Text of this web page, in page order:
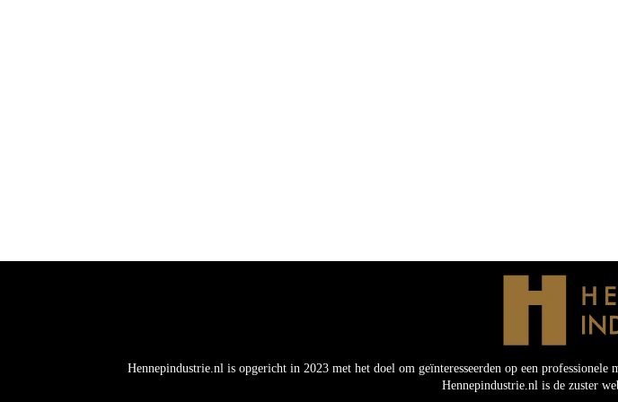
Hennepindustrie.nl is opgericht in 2023 met het doel om geïnteresseerden op een
Hennepindustrie.nl is de zuster